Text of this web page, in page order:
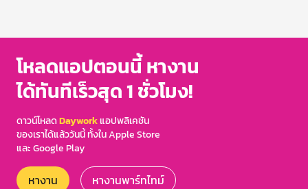
of
โหลดแอปตอนนี้ หางาน
ได้ทันทีเร็วสุด 1 ชั่วโมง!
ดาวน์โหลดDayworkแอปพลิเคชัน
ของเราได้แล้ววันนี้ ทั้งใน Apple Store
และ Google Play
หางาน หางานพาร์ทไทม์